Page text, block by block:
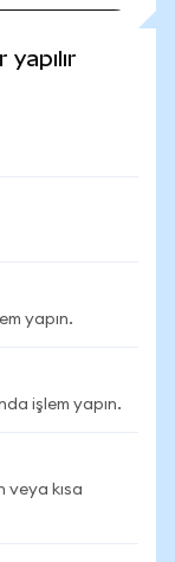
yapın.
işlem yapın.
veya kısa